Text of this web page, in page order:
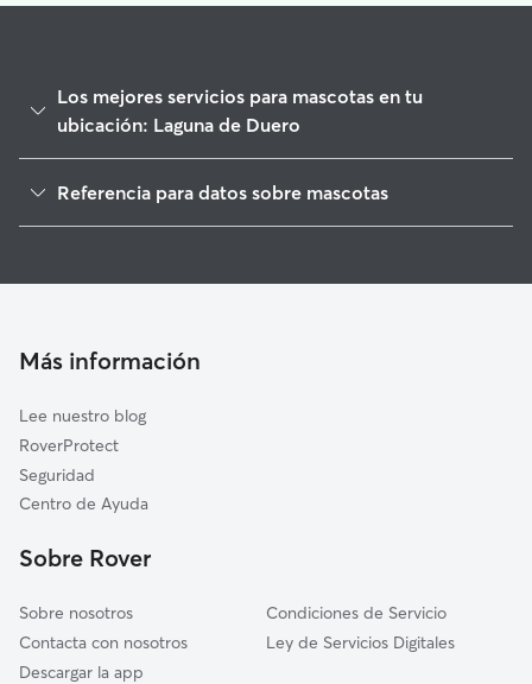
Los mejores servicios para mascotas en tu
ubicación: Laguna de Duero
Cuidado de mascota en Laguna de Duero
Cuidadores a domicilio en Laguna-De-Duero
Cuidadores de Gatos en Laguna de Duero
Referencia para datos sobre mascotas
Más información
Lee nuestro blog
RoverProtect
Seguridad
Centro de Ayuda
Sobre Rover
Sobre nosotros
Contacta con nosotros
Descargar la app
Condiciones de Servicio
Ley de Servicios Digitales